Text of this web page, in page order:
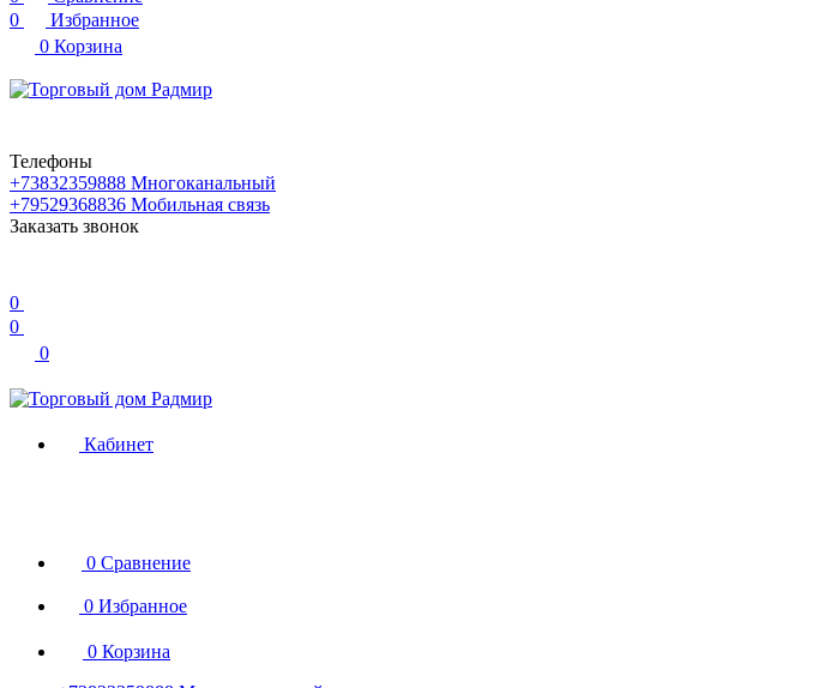
0
Избранное
0 Корзина
Телефоны
+73832359888 Многоканальный
+79529368836 Мобильная связь
Заказать звонок
0
0
0
Кабинет
0 Сравнение
0 Избранное
0 Корзина